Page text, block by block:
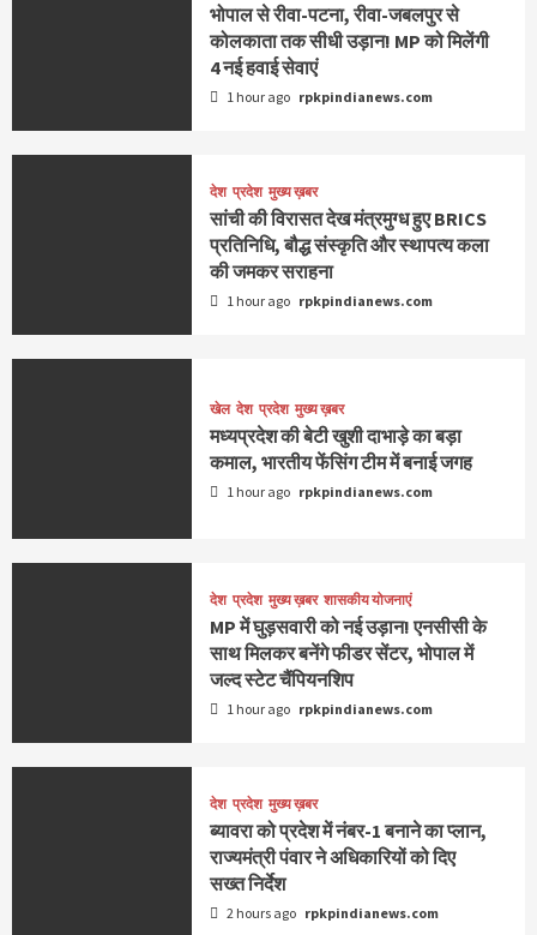
भोपाल से रीवा-पटना, रीवा-जबलपुर से
कोलकाता तक सीधी उड़ान! MP को मिलेंगी
4 नई हवाई सेवाएं
1 hour ago rpkpindianews.com
देश प्रदेश मुख्य ख़बर
सांची की विरासत देख मंत्रमुग्ध हुए BRICS
प्रतिनिधि, बौद्ध संस्कृति और स्थापत्य कला
की जमकर सराहना
1 hour ago rpkpindianews.com
खेल देश प्रदेश मुख्य ख़बर
मध्यप्रदेश की बेटी खुशी दाभाड़े का बड़ा
कमाल, भारतीय फेंसिंग टीम में बनाई जगह
1 hour ago rpkpindianews.com
देश प्रदेश मुख्य ख़बर शासकीय योजनाएं
MP में घुड़सवारी को नई उड़ान! एनसीसी के
साथ मिलकर बनेंगे फीडर सेंटर, भोपाल में
जल्द स्टेट चैंपियनशिप
1 hour ago rpkpindianews.com
देश प्रदेश मुख्य ख़बर
ब्यावरा को प्रदेश में नंबर-1 बनाने का प्लान,
राज्यमंत्री पंवार ने अधिकारियों को दिए
सख्त निर्देश
2 hours ago rpkpindianews.com